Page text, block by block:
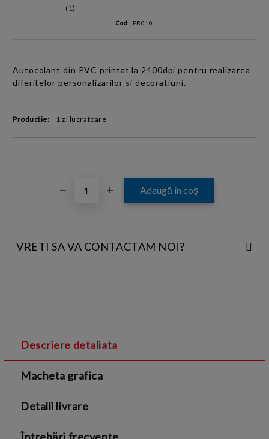
(1)
Cod: PR010
Autocolant din PVCprintat la 2400dpi pentru realizarea
diferitelor personalizarilor si decoratiuni.
Productie: 1 zi lucratoare
VRETI SA VA CONTACTAM NOI?
Politica de confidentialitate
Descriere detaliata
Macheta grafica
Detalii livrare